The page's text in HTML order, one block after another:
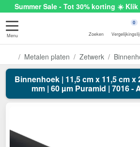
Summer Sale - Tot 30% korting ☀️
Menu Zoeken
0
Metalen platen Zetwerk
Binnenhoek | 11,5 cm x 11,5 cm x
mm | 60 µm Puramid | 7016 -